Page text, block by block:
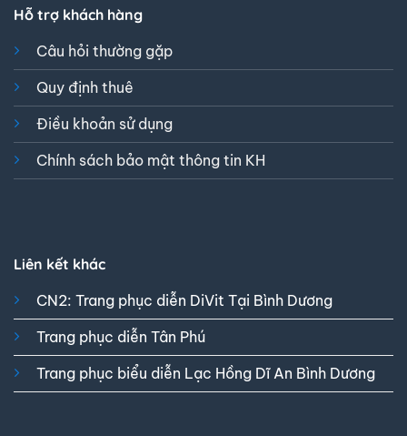
Hỗ trợ khách hàng
Câu hỏi thường gặp
Quy định thuê
Điều khoản sử dụng
Chính sách bảo mật thông tin KH
Liên kết khác
CN2: Trang phục diễn DiVit Tại Bình Dương
Trang phục diễn Tân Phú
Trang phục biểu diễn Lạc Hồng Dĩ An Bình Dương